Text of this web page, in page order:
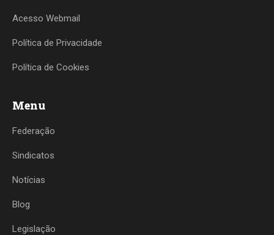
Acesso Webmail
Política de Privacidade
Política de Cookies
Menu
Federação
Sindicatos
Notícias
Blog
Legislação